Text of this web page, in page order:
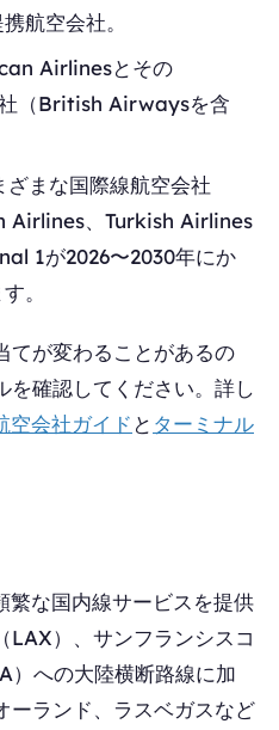
航空会社。
Airlinesとその
（British Airwaysを含
まな国際線航空会社
Airlines、Turkish Airlines
1が2026〜2030年にか
。
てが変わることがあるの
を確認してください。詳し
空会社ガイド と ターミナル
な国内線サービスを提供
LAX）、サンフランシスコ
）への大陸横断路線に加
ーランド、ラスベガスなど